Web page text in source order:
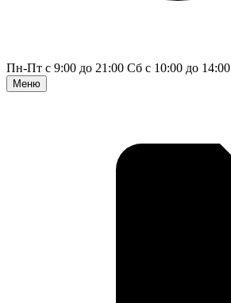
Пн-Пт с 9:00 до 21:00 Сб с 10:00 до 14:00
Меню